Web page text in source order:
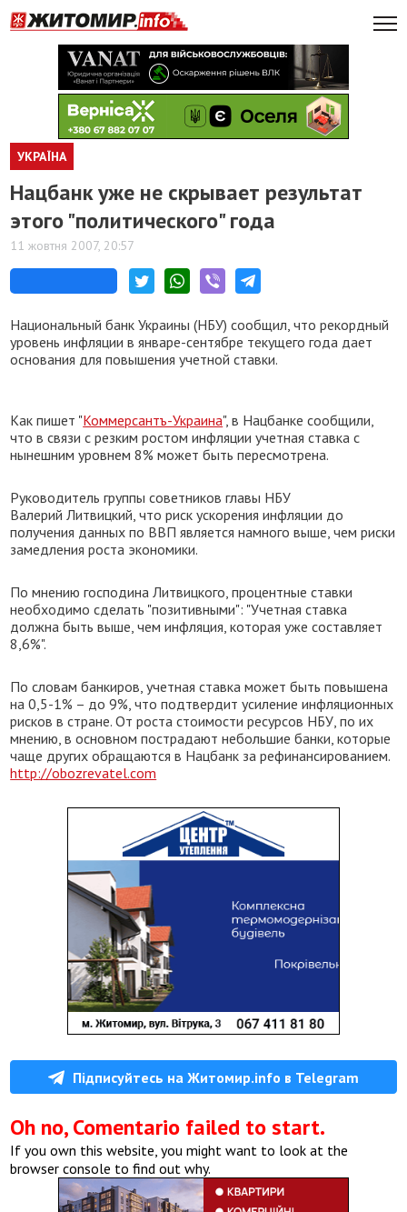
УКРАЇНА
Нацбанк уже не скрывает результат
этого "политического" года
11 жовтня 2007, 20:57
Национальный банк Украины (НБУ) сообщил, что рекордный
уровень инфляции в январе-сентябре текущего года дает
основания для повышения учетной ставки.
Как пишет "Коммерсантъ-Украина", в Нацбанке сообщили,
что в связи с резким ростом инфляции учетная ставка с
нынешним уровнем 8% может быть пересмотрена.
Руководитель группы советников главы НБУ
Валерий Литвицкий, что риск ускорения инфляции до
получения данных по ВВП является намного выше, чем риски
замедления роста экономики.
По мнению господина Литвицкого, процентные ставки
необходимо сделать "позитивными": "Учетная ставка
должна быть выше, чем инфляция, которая уже составляет
8,6%".
По словам банкиров, учетная ставка может быть повышена
на 0,5-1% – до 9%, что подтвердит усиление инфляционных
рисков в стране. От роста стоимости ресурсов НБУ, по их
мнению, в основном пострадают небольшие банки, которые
чаще других обращаются в Нацбанк за рефинансированием.
http://obozrevatel.com
Підписуйтесь на Житомир.info в Telegram
Oh no, Comentario failed to start.
If you own this website, you might want to look at the
browser console to find out why.